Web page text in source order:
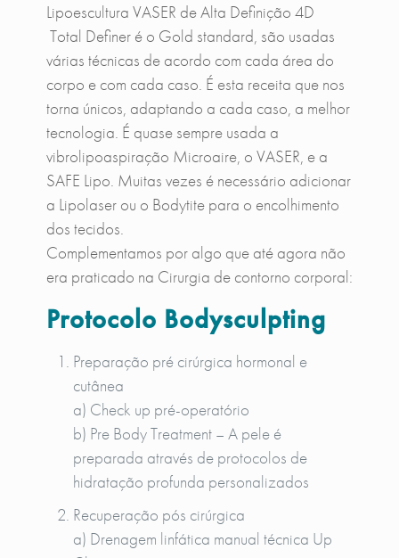
Lipoescultura VASER de Alta Definição 4D
Total Definer é o Gold standard, são usadas
várias técnicas de acordo com cada área do
corpo e com cada caso. É esta receita que nos
torna únicos, adaptando a cada caso, a melhor
tecnologia. É quase sempre usada a
vibrolipoaspiração Microaire, o VASER, e a
SAFE Lipo. Muitas vezes é necessário adicionar
a Lipolaser ou o Bodytite para o encolhimento
dos tecidos.
Complementamos por algo que até agora não
era praticado na Cirurgia de contorno corporal:
Protocolo Bodysculpting
Preparação pré cirúrgica hormonal e
cutânea
a) Check up pré-operatório
b) Pre Body Treatment – A pele é
preparada através de protocolos de
hidratação profunda personalizados
Recuperação pós cirúrgica
a) Drenagem linfática manual técnica Up